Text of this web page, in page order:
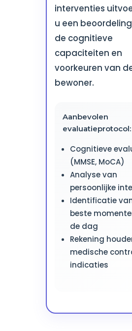
interventies
u een
de cognitieve
capaciteiten en
voorkeuren van
bewoner.
Aanbevolen
evaluatieprotocol:
Cognitieve
(MMSE, MoCA)
Analyse van
persoonlijke
Identificatie
beste
de dag
Rekening
medische
indicaties